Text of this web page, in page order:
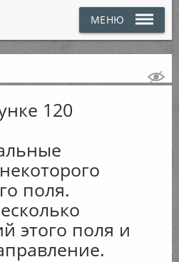
МЕНЮ
120
поля.
этого поля и